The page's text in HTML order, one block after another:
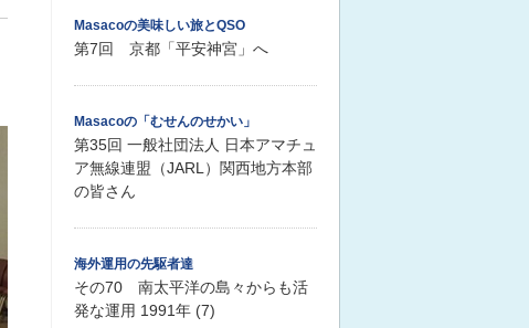
Masacoの美味しい旅とQSO
第7回 京都「平安神宮」へ
Masacoの「むせんのせかい」
第35回 一般社団法人 日本アマチュ
ア無線連盟（JARL）関西地方本部
の皆さん
海外運用の先駆者達
その70 南太平洋の島々からも活
発な運用 1991年 (7)